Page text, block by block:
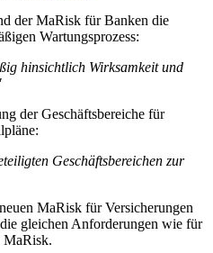
der MaRisk für Banken die
Wartungsprozess:
hinsichtlich Wirksamkeit und
der Geschäftsbereiche für
Geschäftsbereichen zur
MaRisk für Versicherungen
gleichen Anforderungen wie für
MaRisk.